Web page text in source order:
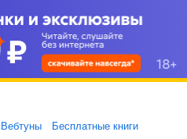
Вебтуны
Бесплатные книги